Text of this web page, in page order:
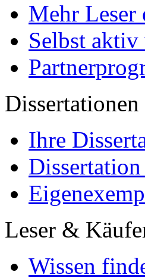
Mehr Leser
Selbst aktiv
Dissertationen
Ihre
Leser &
Wissen